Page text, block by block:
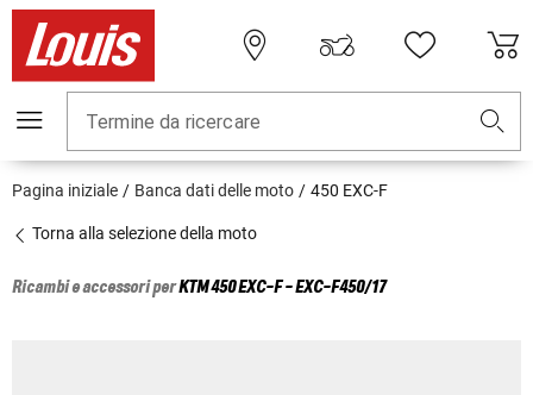
Termine da ricercare
Pagina iniziale Banca dati delle moto 450 EXC-F
Torna alla selezione della moto
Ricambi e accessori perKTM450 EXC-F - EXC-F450/17